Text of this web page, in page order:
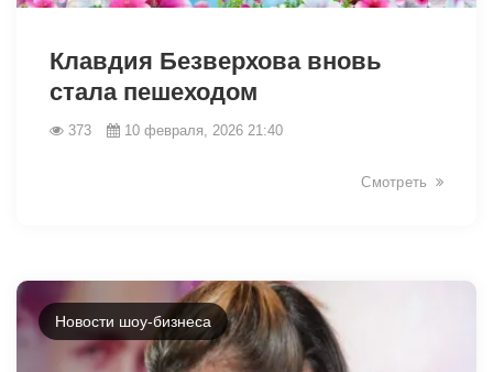
Клавдия Безверхова вновь
стала пешеходом
373 10 февраля, 2026 21:40
Смотреть
Новости шоу-бизнеса